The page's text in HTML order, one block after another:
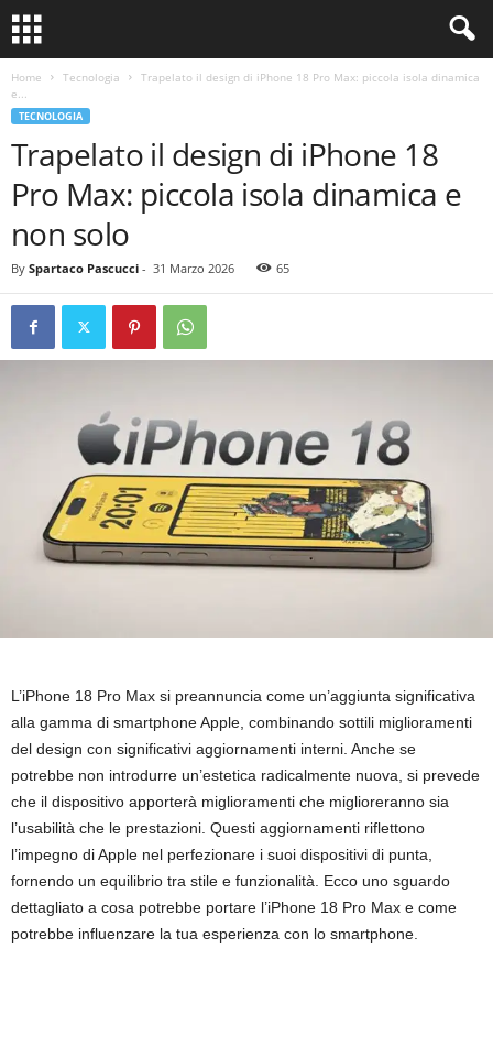
Home Tecnologia
Trapelato il design di iPhone 18 Pro Max: piccola isola dinamica
e...
TECNOLOGIA
Trapelato il design di iPhone 18
Pro Max: piccola isola dinamica e
non solo
By Spartaco Pascucci - 31 Marzo 2026 65
L’iPhone 18 Pro Max si preannuncia come un’aggiunta significativa
alla gamma di smartphone Apple, combinando sottili miglioramenti
del design con significativi aggiornamenti interni. Anche se
potrebbe non introdurre un’estetica radicalmente nuova, si prevede
che il dispositivo apporterà miglioramenti che miglioreranno sia
l’usabilità che le prestazioni. Questi aggiornamenti riflettono
l’impegno di Apple nel perfezionare i suoi dispositivi di punta,
fornendo un equilibrio tra stile e funzionalità. Ecco uno sguardo
dettagliato a cosa potrebbe portare l’iPhone 18 Pro Max e come
potrebbe influenzare la tua esperienza con lo smartphone.